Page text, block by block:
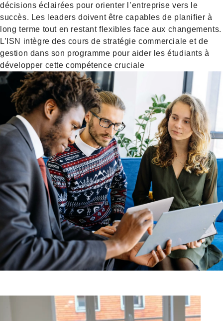
décisions éclairées pour orienter l’entreprise vers le
succès. Les leaders doivent être capables de planifier à
long terme tout en restant flexibles face aux changements.
L’ISN intègre des cours de stratégie commerciale et de
gestion dans son programme pour aider les étudiants à
développer cette compétence cruciale